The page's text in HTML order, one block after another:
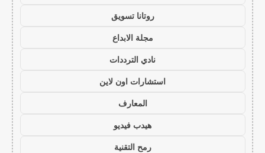
روتانا تسويق
مجلة الابداع
نادي الترددات
استشارات اون لاين
المعارف
هيدب فيديو
رمح التقنية